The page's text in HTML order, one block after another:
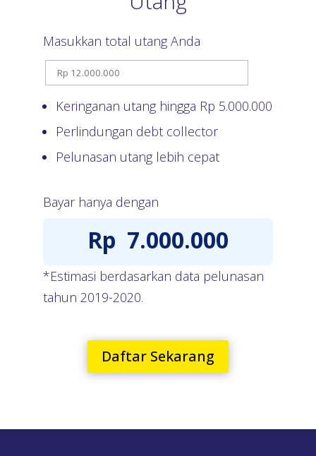
Masukkan total utang Anda
Keringanan utang hingga Rp 5.000.000
Perlindungan debt collector
Pelunasan utang lebih cepat
Bayar hanya dengan
Rp 7.000.000
*Estimasi berdasarkan data pelunasan
tahun 2019-2020.
Daftar Sekarang